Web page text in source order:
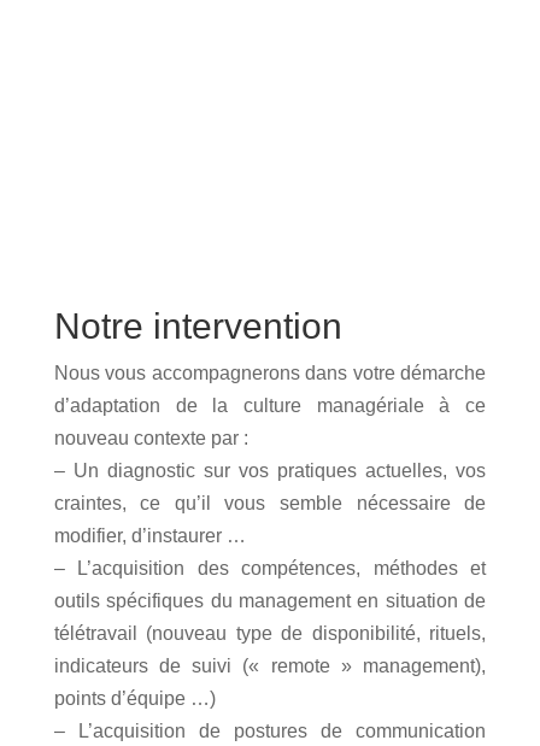
Notre intervention
Nous vous accompagnerons dans votre démarche
d’adaptation de la culture managériale à ce
nouveau contexte par :
– Un diagnostic sur vos pratiques actuelles, vos
craintes, ce qu’il vous semble nécessaire de
modifier, d’instaurer …
– L’acquisition des compétences, méthodes et
outils spécifiques du management en situation de
télétravail (nouveau type de disponibilité, rituels,
indicateurs de suivi (« remote » management),
points d’équipe …)
– L’acquisition de postures de communication